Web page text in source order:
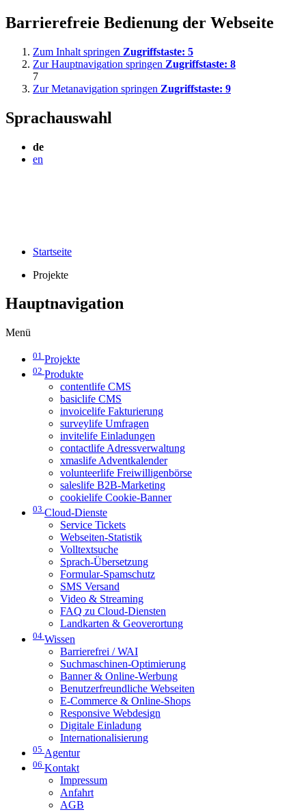
Barrierefreie Bedienung der Webseite
Zum Inhalt springen Zugriffstaste: 5
Zur Hauptnavigation springen Zugriffstaste: 8
7
Zur Metanavigation springen Zugriffstaste: 9
Sprachauswahl
de
en
Startseite
Projekte
Hauptnavigation
Menü
01 Projekte
02 Produkte
contentlife CMS
basiclife CMS
invoicelife Fakturierung
surveylife Umfragen
invitelife Einladungen
contactlife Adressverwaltung
xmaslife Adventkalender
volunteerlife Freiwilligenbörse
saleslife B2B-Marketing
cookielife Cookie-Banner
03 Cloud-Dienste
Service Tickets
Webseiten-Statistik
Volltextsuche
Sprach-Übersetzung
Formular-Spamschutz
SMS Versand
Video & Streaming
FAQ zu Cloud-Diensten
Landkarten & Geoverortung
04 Wissen
Barrierefrei / WAI
Suchmaschinen-Optimierung
Banner & Online-Werbung
Benutzerfreundliche Webseiten
E-Commerce & Online-Shops
Responsive Webdesign
Digitale Einladung
Internationalisierung
05 Agentur
06 Kontakt
Impressum
Anfahrt
AGB